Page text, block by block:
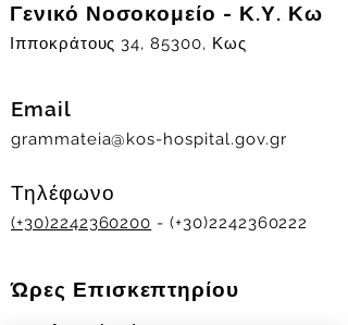
Γενικό Νοσοκομείο - Κ.Υ. Κω
Ιπποκράτους 34, 85300, Κως
Email
grammateia@kos-hospital.gov.gr
Τηλέφωνο
(+30)2242360200 - (+30)2242360222
Ώρες Επισκεπτηρίου